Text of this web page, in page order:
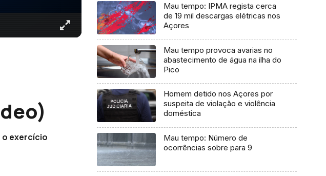
o exercício
Mau tempo: IPMA regista cerca
de 19 mil descargas elétricas nos
Açores
Mau tempo provoca avarias no
abastecimento de água na ilha do
Pico
Homem detido nos Açores por
suspeita de violação e violência
doméstica
Mau tempo: Número de
ocorrências sobre para 9